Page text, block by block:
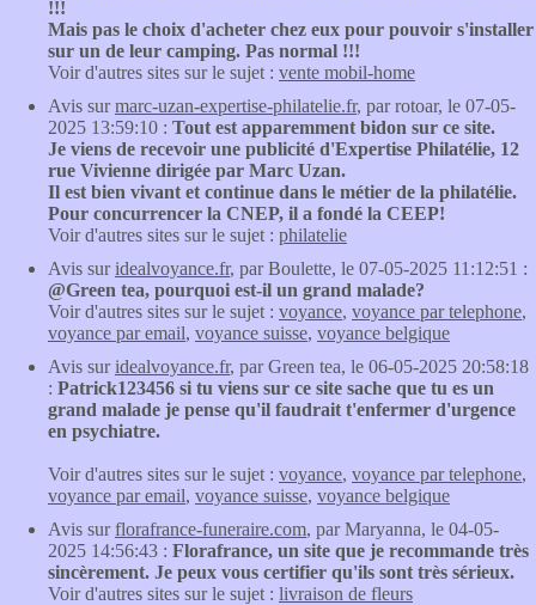
!!!
Mais pas le choix d'acheter chez eux pour pouvoir s'installer
sur un de leur camping. Pas normal !!!
Voir d'autres sites sur le sujet : vente mobil-home
Avis surmarc-uzan-expertise-philatelie.fr, par rotoar, le 07-05-
2025 13:59:10 : Tout est apparemment bidon sur ce site.
Je viens de recevoir une publicité d'Expertise Philatélie, 12
rue Vivienne dirigée par Marc Uzan.
Il est bien vivant et continue dans le métier de la philatélie.
Pour concurrencer la CNEP, il a fondé la CEEP!
Voir d'autres sites sur le sujet : philatelie
Avis suridealvoyance.fr, par Boulette, le 07-05-2025 11:12:51 :
@Green tea, pourquoi est-il un grand malade?
Voir d'autres sites sur le sujet : voyance, voyance par telephone,
voyance par email, voyance suisse, voyance belgique
Avis suridealvoyance.fr, par Green tea, le 06-05-2025 20:58:18
: Patrick123456 si tu viens sur ce site sache que tu es un
grand malade je pense qu'il faudrait t'enfermer d'urgence
en psychiatre.
Voir d'autres sites sur le sujet : voyance, voyance par telephone,
voyance par email, voyance suisse, voyance belgique
Avis surflorafrance-funeraire.com, par Maryanna, le 04-05-
2025 14:56:43 : Florafrance, un site que je recommande très
sincèrement. Je peux vous certifier qu'ils sont très sérieux.
Voir d'autres sites sur le sujet : livraison de fleurs